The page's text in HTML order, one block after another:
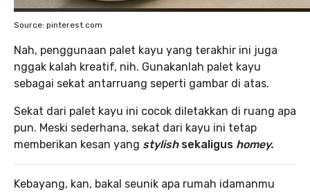
Source: pinterest.com
Nah, penggunaan palet kayu yang terakhir ini juga
nggak kalah kreatif, nih. Gunakanlah palet kayu
sebagai sekat antarruang seperti gambar di atas.
Sekat dari palet kayu ini cocok diletakkan di ruang apa
pun. Meski sederhana, sekat dari kayu ini tetap
memberikan kesan yang stylish sekaligus homey.
Kebayang, kan, bakal seunik apa rumah idamanmu